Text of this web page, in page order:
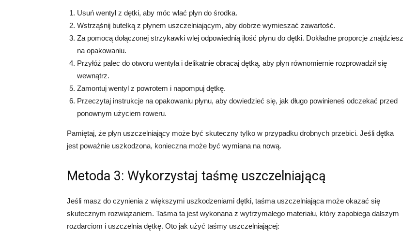
Usuń wentyl z dętki, aby móc wlać płyn do środka.
Wstrząśnij butelką z płynem uszczelniającym, aby dobrze wymieszać zawartość.
Za pomocą dołączonej strzykawki wlej odpowiednią ilość płynu do dętki. Dokładne proporcje znajdziesz
na opakowaniu.
Przyłóż palec do otworu wentyla i delikatnie obracaj dętką, aby płyn równomiernie rozprowadził się
wewnątrz.
Zamontuj wentyl z powrotem i napompuj dętkę.
Przeczytaj instrukcje na opakowaniu płynu, aby dowiedzieć się, jak długo powinieneś odczekać przed
ponownym użyciem roweru.
Pamiętaj, że płyn uszczelniający może być skuteczny tylko w przypadku drobnych przebici. Jeśli dętka
jest poważnie uszkodzona, konieczna może być wymiana na nową.
Metoda 3: Wykorzystaj taśmę uszczelniającą
Jeśli masz do czynienia z większymi uszkodzeniami dętki, taśma uszczelniająca może okazać się
skutecznym rozwiązaniem. Taśma ta jest wykonana z wytrzymałego materiału, który zapobiega dalszym
rozdarciom i uszczelnia dętkę. Oto jak użyć taśmy uszczelniającej: